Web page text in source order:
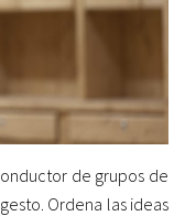
de grupos de
Ordena las ideas